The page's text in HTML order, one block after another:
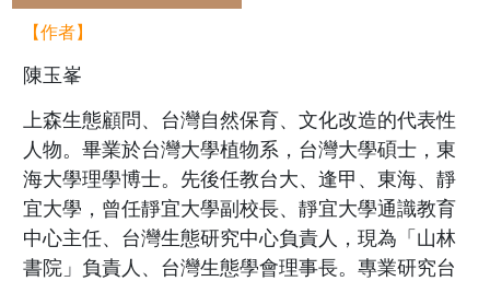
【作者】
陳玉峯
上森生態顧問、台灣自然保育、文化改造的代表性
人物。畢業於台灣大學植物系，台灣大學碩士，東
海大學理學博士。先後任教台大、逢甲、東海、靜
宜大學，曾任靜宜大學副校長、靜宜大學通識教育
中心主任、台灣生態研究中心負責人，現為「山林
書院」負責人、台灣生態學會理事長。專業研究台